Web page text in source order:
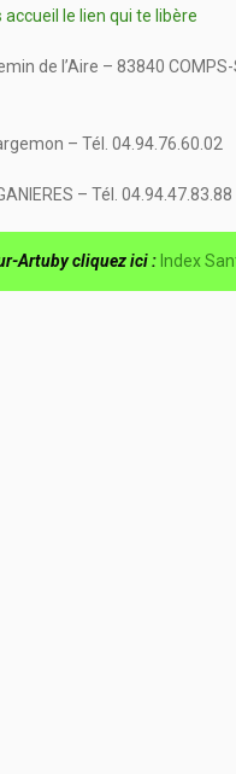
accueil le lien qui te libère
de l’Aire – 83840
– Tél. 04.94.76.60.02
– Tél. 04.94.47.83.88
Artuby cliquez ici : Index